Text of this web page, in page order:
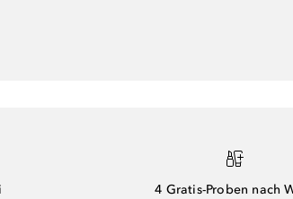
4 Gratis-Proben nach